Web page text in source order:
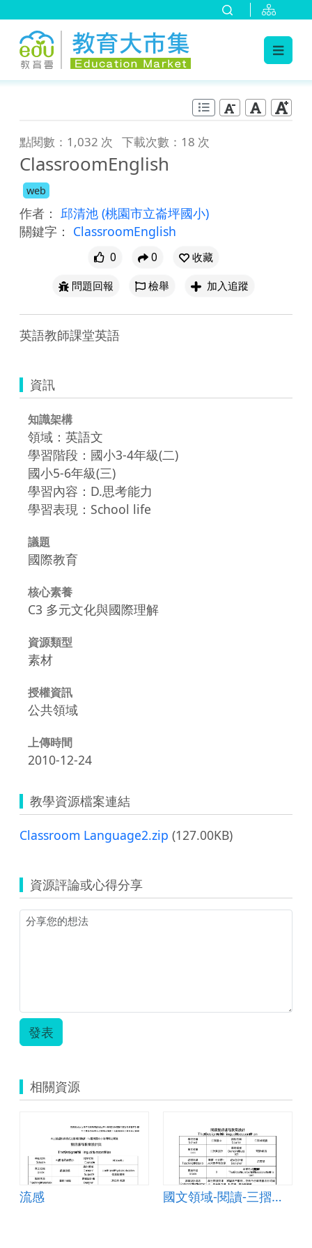
點閱數：1,032 次 下載次數：18 次
ClassroomEnglish
web
作者： 邱清池 (桃園市立崙坪國小)
關鍵字： ClassroomEnglish
0 0
收藏
問題回報
檢舉 加入追蹤
英語教師課堂英語
資訊
知識架構
領域：英語文
學習階段：國小3-4年級(二)
國小5-6年級(三)
學習內容：D.思考能力
學習表現：School life
議題
國際教育
核心素養
C3 多元文化與國際理解
資源類型
素材
授權資訊
公共領域
上傳時間
2010-12-24
教學資源檔案連結
Classroom Language2.zip (127.00KB)
資源評論或心得分享
發表
相關資源
流感 國文領域-閱讀-三摺頁設計